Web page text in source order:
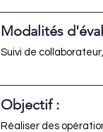
Modalités
Suivi de
Objectif :
Réaliser des